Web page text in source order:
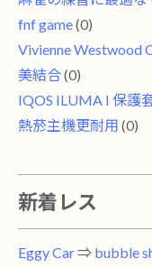
fnf game(0)
Vivienne Westwood
美結合(0)
IQOS ILUMA I 保護
熱菸主機更耐用 (0)
新着レス
Eggy Car⇒ bubble